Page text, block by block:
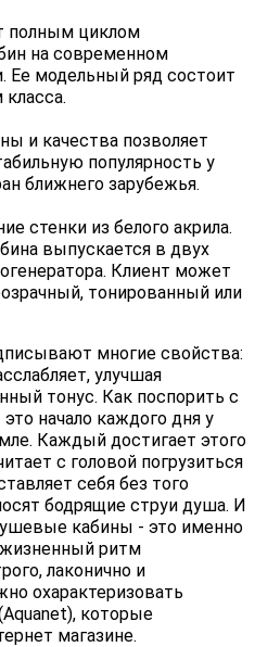
полным циклом
на современном
Ее модельный ряд состоит
и качества позволяет
популярность у
ближнего зарубежья.
стенки из белого акрила.
выпускается в двух
Клиент может
тонированный или
многие свойства:
улучшая
тонус. Как поспорить с
начало каждого дня у
Каждый достигает этого
с головой погрузиться
себя без того
бодрящие струи душа. И
кабины - это именно
ритм
лаконично и
охарактеризовать
которые
магазине.